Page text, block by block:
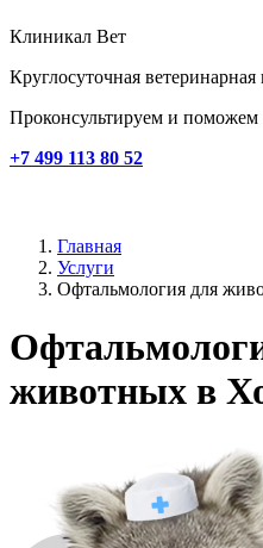
Клиникал Вет
Круглосуточная
Проконсультируем и поможем
+7 499 113 80 52
Главная
Услуги
Офтальмология для
животных в